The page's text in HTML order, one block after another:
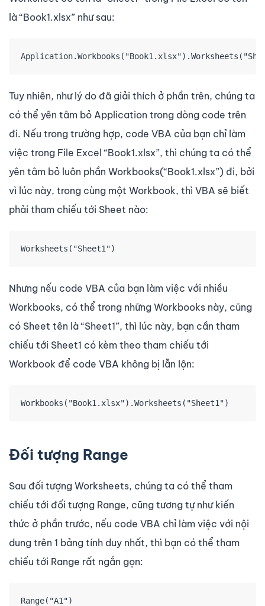
là “Book1.xlsx” như sau:
Tuy nhiên, như lý do đã giải thích ở phần trên, chúng ta
có thể yên tâm bỏ Application trong dòng code trên
đi. Nếu trong trường hợp, code VBA của bạn chỉ làm
việc trong File Excel “Book1.xlsx”, thì chúng ta có thể
yên tâm bỏ luôn phần Workbooks(“Book1.xlsx”) đi, bởi
vì lúc này, trong cùng một Workbook, thì VBA sẽ biết
phải tham chiếu tới Sheet nào:
Worksheets("Sheet1")
Nhưng nếu code VBA của bạn làm việc với nhiều
Workbooks, có thể trong những Workbooks này, cũng
có Sheet tên là “Sheet1”, thì lúc này, bạn cần tham
chiếu tới Sheet1 có kèm theo tham chiếu tới
Workbook để code VBA không bị lẫn lộn:
Workbooks("Book1.xlsx").Worksheets("Sheet1")
Đối tượng Range
Sau đối tượng Worksheets, chúng ta có thể tham
chiếu tới đối tượng Range, cũng tương tự như kiến
thức ở phần trước, nếu code VBA chỉ làm việc với nội
dung trên 1 bảng tính duy nhất, thì bạn có thể tham
chiếu tới Range rất ngắn gọn:
Range("A1")